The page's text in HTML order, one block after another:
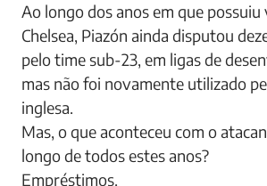
Ao longo dos anos em que
Chelsea, Piazón ainda disputou
pelo time sub-23, em ligas de
mas não foi novamente utilizado
inglesa.
Mas, o que aconteceu com o
longo de todos estes anos?
Empréstimos.